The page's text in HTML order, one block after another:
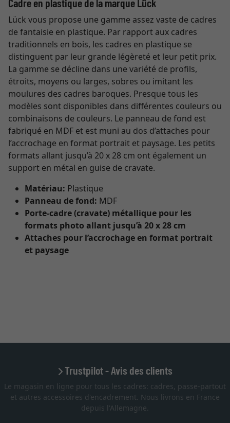
Lück vous propose une gamme assez vaste de cadres
de fantaisie en plastique. Par rapport aux cadres
traditionnels en bois, les cadres en plastique se
distinguent par leur grande légèreté et leur petit prix.
La gamme se décline dans une variété de profils,
étroits, moyens ou larges, sobres ou imitant les
moulures des cadres baroques. Presque tous les
modèles sont disponibles dans différentes couleurs ou
combinaisons de couleurs. Le panneau de fond est
fabriqué en MDF et est muni au dos d’attaches pour
l’accrochage en format portrait et paysage. Les petits
formats allant jusqu’à 20 x 28 cm ont également un
support en métal en guise de cravate.
Matériau: Plastique
Panneau de fond: MDF
Porte-cadre (cravate) métallique pour les
formats photo allant jusqu’à 20 x 28 cm
Attaches pour l’accrochage en format portrait
et paysage
Trustpilot - Avis des clients
Le magasin en ligne pour tous les cadres: cadres, passe-partout
et autres accessoires d'encadrement. Nous livrons en France
depuis l'Allemagne.